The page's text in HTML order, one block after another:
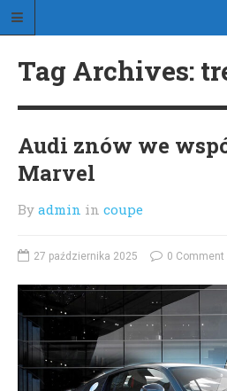
Stylistic
blog o stylowych samochodach
STRONA GŁÓWNA
KONTAKT
Tag Archives:
Audi znów we
Marvel
By admin in coupe
27 października 2025 0 Comment